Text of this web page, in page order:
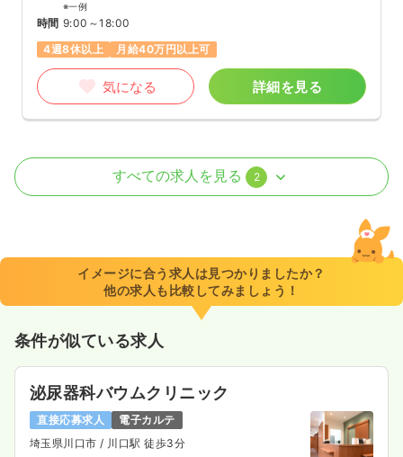
※一例
時間 9:00～18:00
4週8休以上
月給40万円以上可
気になる 詳細を見る
訪問看護 正看護師
9:00～18:00（休憩60分）
4週8休以上
月給38万円以上可
気になる
日勤のみ（パート） 一時募集休止
給与 時給1,680〜1,880円
すべての求人を見る 2
イメージに合う求人は見つかりましたか？
他の求人も比較してみましょう！
条件が似ている求人
泌尿器科バウムクリニック
直接応募求人
電子カルテ
埼玉県川口市/ 川口駅 徒歩3分